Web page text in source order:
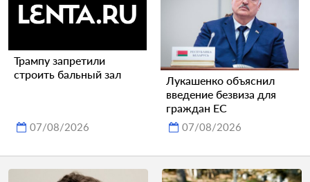
Трампу запретили
строить бальный зал
07/08/2026
Лукашенко объяснил
введение безвиза для
граждан ЕС
07/08/2026